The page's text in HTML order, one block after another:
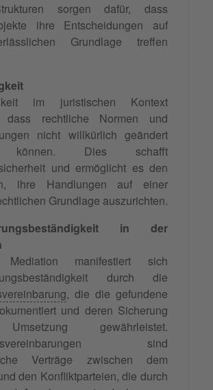
sorgen dafür, dass
ihre Entscheidungen auf
Grundlage treffen
im juristischen Kontext
dass rechtliche Normen und
nicht willkürlich geändert
können. Dies schafft
und ermöglicht es den
ihre Handlungen auf einer
Grundlage auszurichten.
in der
manifestiert sich
durch die
, die die gefundene
und deren Sicherung
gewährleistet.
sind
Verträge zwischen dem
den Konfliktparteien, die durch